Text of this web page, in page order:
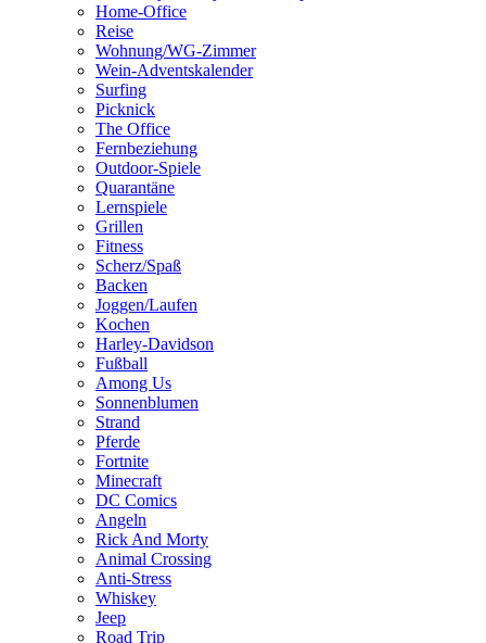
Home-Office
Reise
Wohnung/WG-Zimmer
Wein-Adventskalender
Surfing
Picknick
The Office
Fernbeziehung
Outdoor-Spiele
Quarantäne
Lernspiele
Grillen
Fitness
Scherz/Spaß
Backen
Joggen/Laufen
Kochen
Harley-Davidson
Fußball
Among Us
Sonnenblumen
Strand
Pferde
Fortnite
Minecraft
DC Comics
Angeln
Rick And Morty
Animal Crossing
Anti-Stress
Whiskey
Jeep
Road Trip